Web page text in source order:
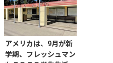
アメリカは、9月が新
学期、フレッシュマン